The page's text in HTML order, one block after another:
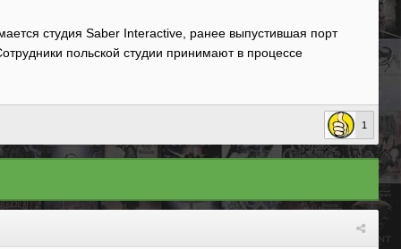
студия Saber Interactive, ранее выпустившая порт
польской студии принимают в процессе
1